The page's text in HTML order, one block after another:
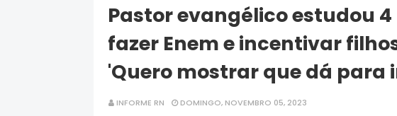
Pastor evangélico estudou
fazer Enem e incentivar
'Quero mostrar que dá para
INFORME RN DOMINGO, NOVEMBRO 05, 2023